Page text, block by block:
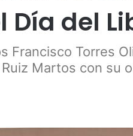
Día del
Francisco Torres
Martos con su